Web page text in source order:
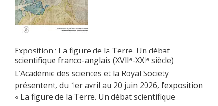
Exposition : La figure de la Terre. Un débat
scientifique franco-anglais (XVIIᵉ-XXIᵉ siècle)
L’Académie des sciences et la Royal Society
présentent, du 1er avril au 20 juin 2026, l’exposition
« La figure de la Terre. Un débat scientifique